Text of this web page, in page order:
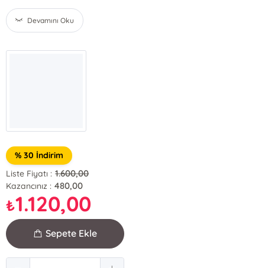
Devamını Oku
% 30 İndirim
Liste Fiyatı : 1.600,00
Kazancınız : 480,00
₺1.120,00
Sepete Ekle